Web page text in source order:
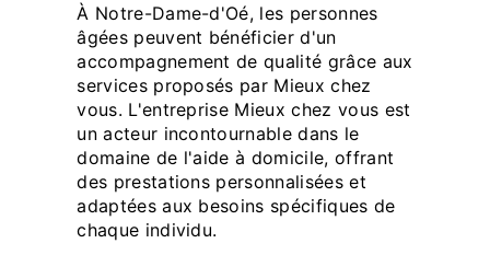
À Notre-Dame-d'Oé, les personnes
âgées peuvent bénéficier d'un
accompagnement de qualité grâce aux
services proposés par Mieux chez
vous. L'entreprise Mieux chez vous est
un acteur incontournable dans le
domaine de l'aide à domicile, offrant
des prestations personnalisées et
adaptées aux besoins spécifiques de
chaque individu.